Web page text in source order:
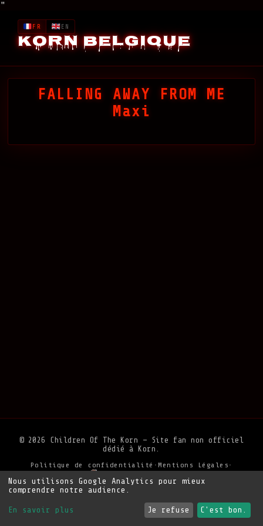
"
Korn Belgique
FR EN
FALLING AWAY FROM ME
Maxi
© 2026 Children Of The Korn — Site fan non officiel
dédié à Korn.
Politique de confidentialité • Mentions Légales •
Soutenir le site
Nous utilisons Google Analytics pour mieux
comprendre notre audience.
En savoir plus Je refuse C'est bon.